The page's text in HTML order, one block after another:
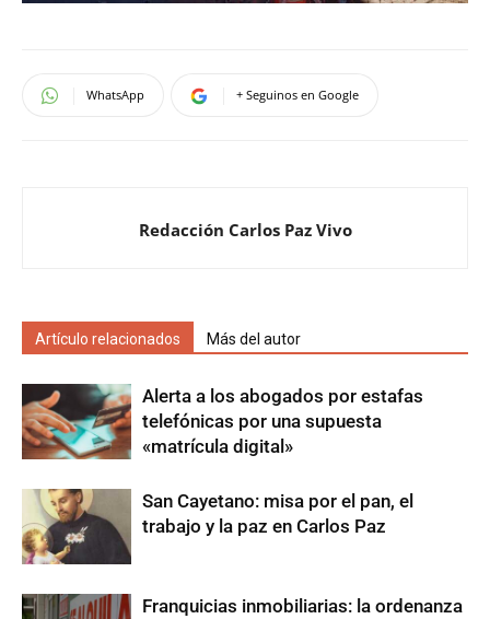
WhatsApp + Seguinos en Google
Redacción Carlos Paz Vivo
Artículo relacionados Más del autor
Alerta a los abogados por estafas
telefónicas por una supuesta
«matrícula digital»
San Cayetano: misa por el pan, el
trabajo y la paz en Carlos Paz
Franquicias inmobiliarias: la ordenanza